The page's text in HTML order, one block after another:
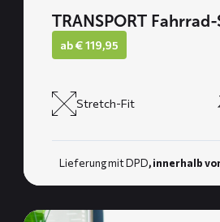
TRANSPORT
ab€119,95
Stretch-Fit
Lieferung mit DPD, innerhalb
Mehr